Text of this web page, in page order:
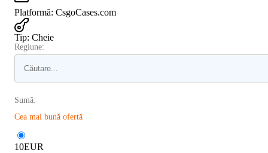
Platformă: CsgoCases.com
Tip: Cheie
Regiune:
Sumă:
Cea mai bună ofertă
10EUR